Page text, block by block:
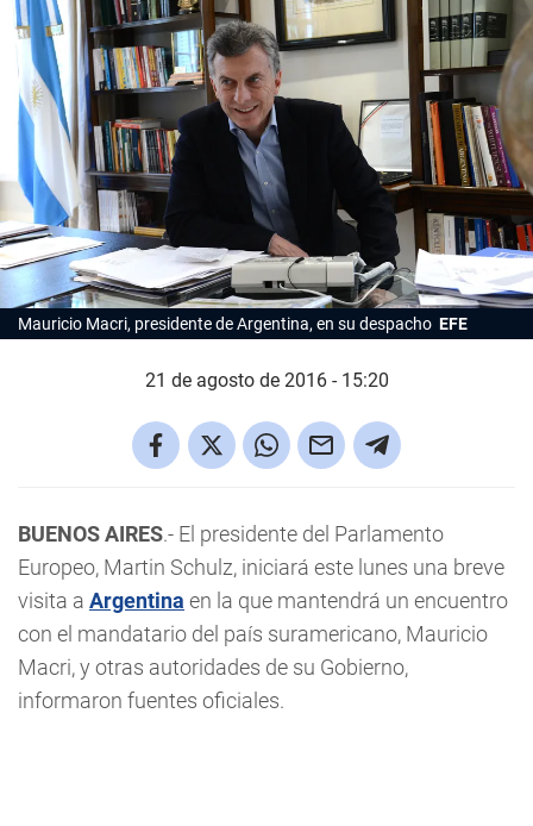
Mauricio Macri, presidente de Argentina, en su despacho EFE
21 de agosto de 2016 - 15:20
BUENOS AIRES.- El presidente del Parlamento
Europeo, Martin Schulz, iniciará este lunes una breve
visita a Argentina en la que mantendrá un encuentro
con el mandatario del país suramericano, Mauricio
Macri, y otras autoridades de su Gobierno,
informaron fuentes oficiales.